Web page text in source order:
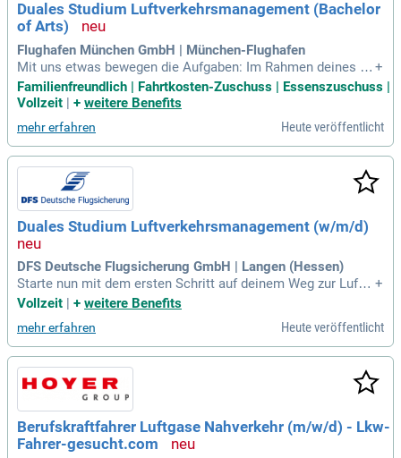
Duales Studium Luftverkehrsmanagement (Bachelor
of Arts)
Flughafen München GmbH | München-Flughafen
Mit uns etwas bewegen die Aufgaben: Im Rahmen deines du
alen Studiums erhältst du einen umfassenden Einblick in di
e betriebswirtschaftlichen Zusammenhänge des komplexen
+
Familienfreundlich | Fahrtkosten-Zuschuss | Essenszuschuss |
Vollzeit | + weitere Benefits
mehr erfahren Heute veröffentlicht
Duales Studium Luftverkehrsmanagement (w/m/d)
DFS Deutsche Flugsicherung GmbH | Langen (Hessen)
Starte nun mit dem ersten Schritt auf deinem Weg zur Luftv
erkehrsmanagerin / zum Luftverkehrsmanager! Lass uns die
+
Vollzeit | + weitere Benefits
mehr erfahren Heute veröffentlicht
Berufskraftfahrer Luftgase Nahverkehr (m/w/d) - Lkw-
Fahrer-gesucht.com